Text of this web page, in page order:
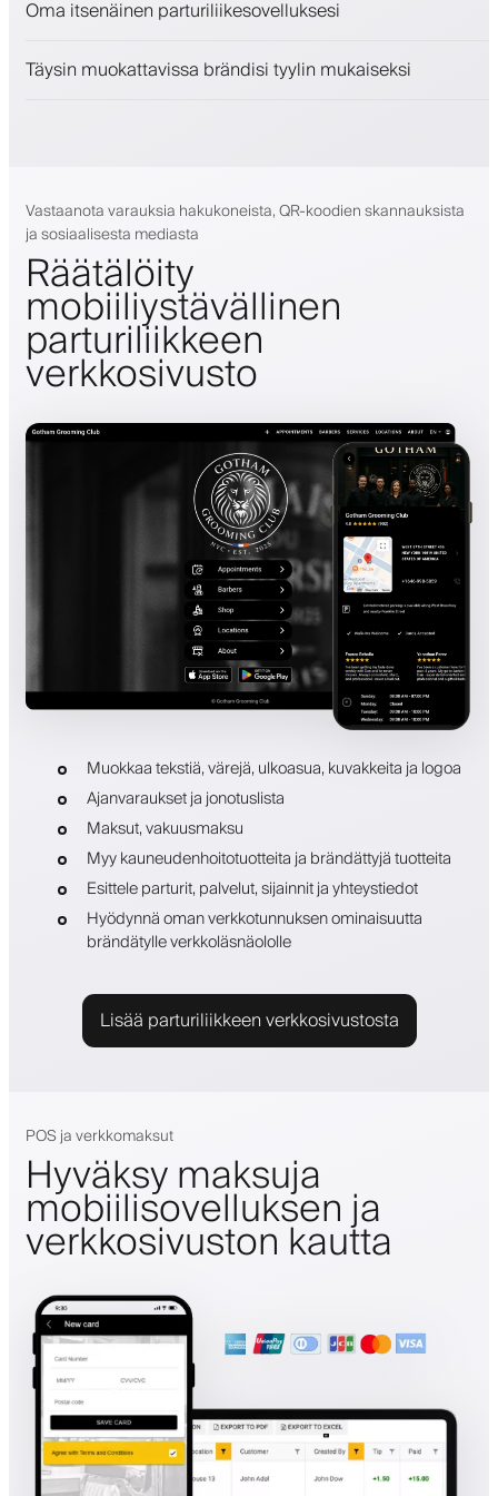
Sitouta asiakkaita kanta-asiakasohjelmalla
Oma itsenäinen parturiliikesovelluksesi
Täysin muokattavissa brändisi tyylin mukaiseksi
Vastaanota varauksia hakukoneista, QR-koodien skannauksista
ja sosiaalisesta mediasta
Räätälöity
mobiiliystävällinen
parturiliikkeen
verkkosivusto
Muokkaa tekstiä, värejä, ulkoasua, kuvakkeita ja logoa
Ajanvaraukset ja jonotuslista
Maksut, vakuusmaksu
Myy kauneudenhoitotuotteita ja brändättyjä tuotteita
Esittele parturit, palvelut, sijainnit ja yhteystiedot
Hyödynnä oman verkkotunnuksen ominaisuutta
brändätylle verkkoläsnäololle
Lisää parturiliikkeen verkkosivustosta
POS ja verkkomaksut
Hyväksy maksuja
mobiilisovelluksen ja
verkkosivuston kautta